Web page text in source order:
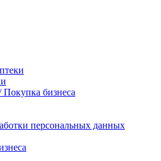
Покупка бизнеса
персональных данных